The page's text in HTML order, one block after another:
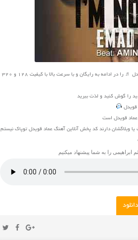
مخاطبین محترم رسانه ی نفیس موزیک آهنگ رپ جدید ♬ توپاک نیستم عماد قویدل ♬ را در ادامه به رایگان و با سرعت بالا با کیفیت 128 و 320
را گوش کنید و لذت ببرید
قویدل
قویدل است
وبلاگشان دارند کد پخش آنلاین آهنگ عماد قویدل توپاک نیستم
ابراهیمی را به شما پیشنهاد میکنیم